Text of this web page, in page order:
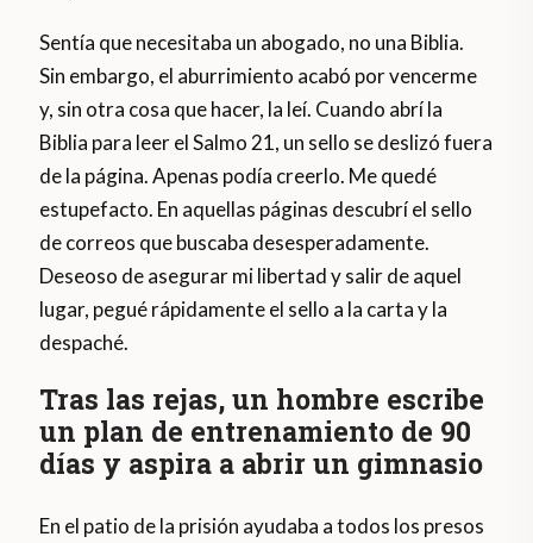
Sentía que necesitaba un abogado, no una Biblia.
Sin embargo, el aburrimiento acabó por vencerme
y, sin otra cosa que hacer, la leí. Cuando abrí la
Biblia para leer el Salmo 21, un sello se deslizó fuera
de la página. Apenas podía creerlo. Me quedé
estupefacto. En aquellas páginas descubrí el sello
de correos que buscaba desesperadamente.
Deseoso de asegurar mi libertad y salir de aquel
lugar, pegué rápidamente el sello a la carta y la
despaché.
Tras las rejas, un hombre escribe
un plan de entrenamiento de 90
días y aspira a abrir un gimnasio
En el patio de la prisión ayudaba a todos los presos